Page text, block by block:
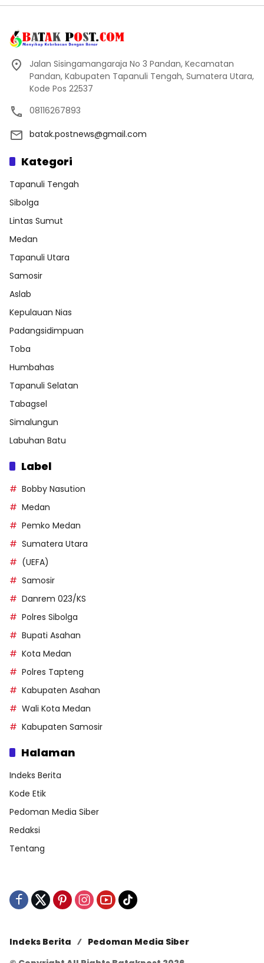
Jalan Sisingamangaraja No 3 Pandan, Kecamatan
Pandan, Kabupaten Tapanuli Tengah, Sumatera Utara,
Kode Pos 22537
08116267893
batak.postnews@gmail.com
Kategori
Tapanuli Tengah
Sibolga
Lintas Sumut
Medan
Tapanuli Utara
Samosir
Aslab
Kepulauan Nias
Padangsidimpuan
Toba
Humbahas
Tapanuli Selatan
Tabagsel
Simalungun
Labuhan Batu
Label
Bobby Nasution
Medan
Pemko Medan
Sumatera Utara
(UEFA)
Samosir
Danrem 023/KS
Polres Sibolga
Bupati Asahan
Kota Medan
Polres Tapteng
Kabupaten Asahan
Wali Kota Medan
Kabupaten Samosir
Halaman
Indeks Berita
Kode Etik
Pedoman Media Siber
Redaksi
Tentang
Indeks Berita
Pedoman Media Siber